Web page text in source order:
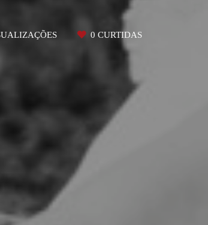
0 CURTIDAS